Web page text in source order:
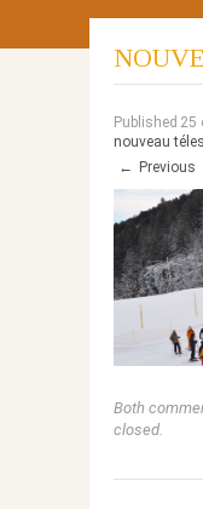
Published 25
nouveau
← Previous
Both
closed.